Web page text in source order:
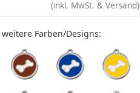
(inkl. MwSt. & Versand)
weitere Farben/Designs: